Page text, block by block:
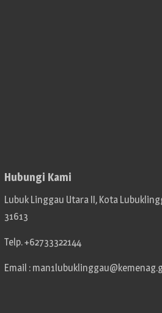
Hubungi Kami
Lubuk Linggau Utara II, Kota
31613
Telp. +62733322144
Email :